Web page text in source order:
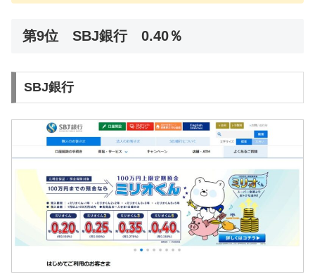
第9位 SBJ銀行 0.40％
SBJ銀行